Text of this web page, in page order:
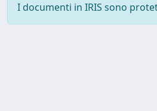
I documenti in IRIS sono